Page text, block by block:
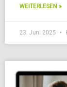
WEITERLESEN »
23. Juni 2025